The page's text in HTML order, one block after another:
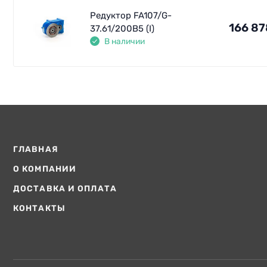
Редуктор FA107/G-
37.61/200B5 (I)
В наличии
166
ГЛАВНАЯ
О КОМПАНИИ
ДОСТАВКА И ОПЛАТА
КОНТАКТЫ